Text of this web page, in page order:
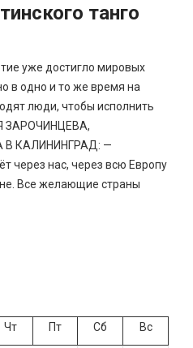
танго
уже достигло мировых
в одно и то же время на
люди, чтобы исполнить
ЗАРОЧИНЦЕВА,
КАЛИНИНГРАД: —
через нас, через всю Европу
Все желающие страны
Чт Пт Сб Вс